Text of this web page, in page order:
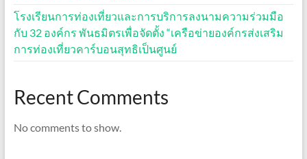
โรงเรียนการท่องเที่ยวและการบริการลงนามความร่วมมือ
กับ 32 องค์กร พันธมิตรเพื่อจัดตั้ง “เครือข่ายองค์กรส่งเสริม
การท่องเที่ยวคาร์บอนสุทธิเป็นศูนย์
Recent Comments
No comments to show.